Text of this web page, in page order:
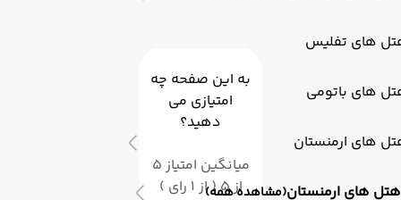
های تفلیس
های باتومی
های ارمنستان
هتل های ارمنستان(مشاهده همه)
به این صفحه چه
امتیازی می
دهید؟
میانگین امتیاز 5
از 5 ( از 1 رای )